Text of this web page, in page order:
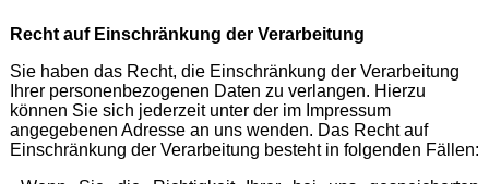
Recht auf Einschränkung der Verarbeitung
Sie haben das Recht, die Einschränkung der Verarbeitung
Ihrer personenbezogenen Daten zu verlangen. Hierzu
können Sie sich jederzeit unter der im Impressum
angegebenen Adresse an uns wenden. Das Recht auf
Einschränkung der Verarbeitung besteht in folgenden Fällen: